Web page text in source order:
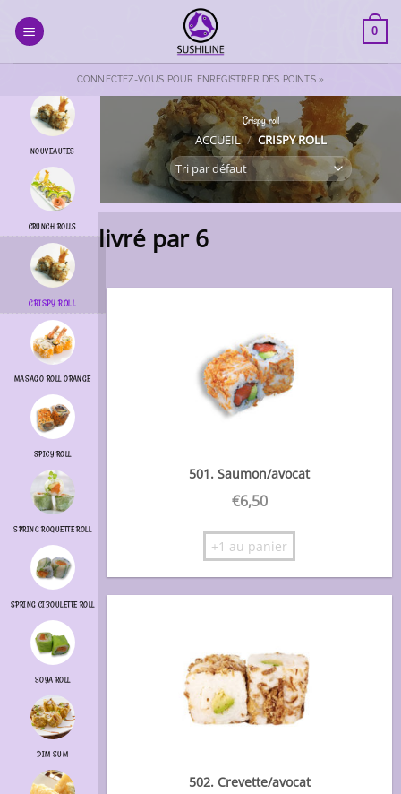
au
0
CONNECTEZ-VOUS POUR ENREGISTRER DES POINTS »
Crispy roll
ACCUEIL / CRISPY ROLL
NOUVEAUTES
CRUNCH ROLLS
CRISPY ROLL
MASAGO ROLL ORANGE
SPICY ROLL
SPRING ROQUETTE ROLL
SPRING CIBOULETTE ROLL
SOYA ROLL
DIM SUM
livré par 6
501. Saumon/avocat
€6,50
+1 au panier
502. Crevette/avocat